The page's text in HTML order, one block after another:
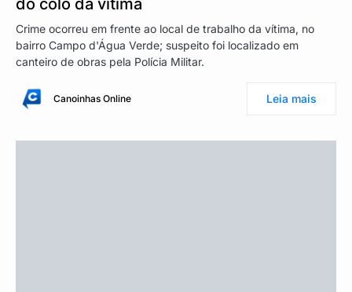
do colo da vítima
Crime ocorreu em frente ao local de trabalho da vítima, no
bairro Campo d'Água Verde; suspeito foi localizado em
canteiro de obras pela Polícia Militar.
Canoinhas Online Leia mais